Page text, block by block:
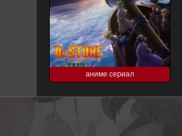
аниме сериал